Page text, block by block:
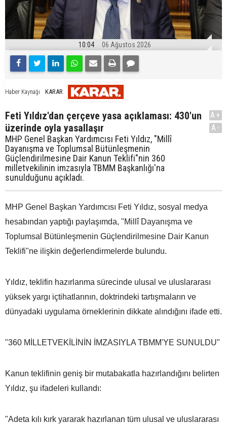
10:04 06 Ağustos 2026
Haber Kaynağı KARAR
Feti Yıldız'dan çerçeve yasa açıklaması: 430'un
üzerinde oyla yasallaşır
MHP Genel Başkan Yardımcısı Feti Yıldız, "Millî
Dayanışma ve Toplumsal Bütünleşmenin
Güçlendirilmesine Dair Kanun Teklifi"nin 360
milletvekilinin imzasıyla TBMM Başkanlığı'na
sunulduğunu açıkladı.
A+
A-
MHP Genel Başkan Yardımcısı Feti Yıldız, sosyal medya
hesabından yaptığı paylaşımda, "Millî Dayanışma ve
Toplumsal Bütünleşmenin Güçlendirilmesine Dair Kanun
Teklifi"ne ilişkin değerlendirmelerde bulundu.
Yıldız, teklifin hazırlanma sürecinde ulusal ve uluslararası
yüksek yargı içtihatlarının, doktrindeki tartışmaların ve
dünyadaki uygulama örneklerinin dikkate alındığını ifade etti.
"360 MİLLETVEKİLİNİN İMZASIYLA TBMM'YE SUNULDU"
Kanun teklifinin geniş bir mutabakatla hazırlandığını belirten
Yıldız, şu ifadeleri kullandı:
"Adeta kılı kırk yararak hazırlanan tüm ulusal ve uluslararası